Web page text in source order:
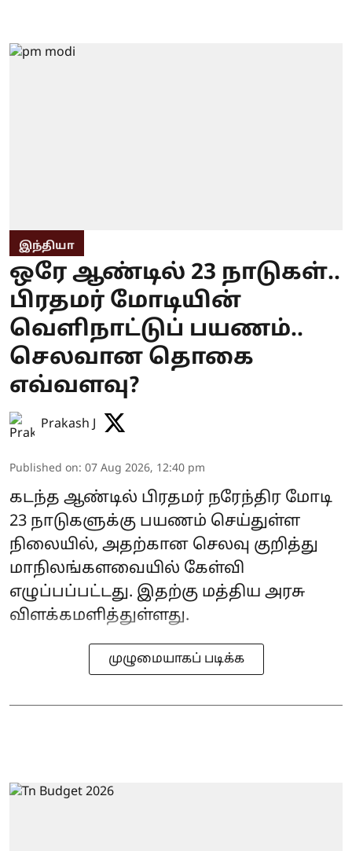
இந்தியா
ஒரே ஆண்டில் 23 நாடுகள்..
பிரதமர் மோடியின்
வெளிநாட்டுப் பயணம்..
செலவான தொகை
எவ்வளவு?
Prakash J
Published on: 07 Aug 2026, 12:40 pm
கடந்த ஆண்டில் பிரதமர் நரேந்திர மோடி
23 நாடுகளுக்கு பயணம் செய்துள்ள
நிலையில், அதற்கான செலவு குறித்து
மாநிலங்களவையில் கேள்வி
எழுப்பப்பட்டது. இதற்கு மத்திய அரசு
விளக்கமளித்துள்ளது.
முழுமையாகப் படிக்க